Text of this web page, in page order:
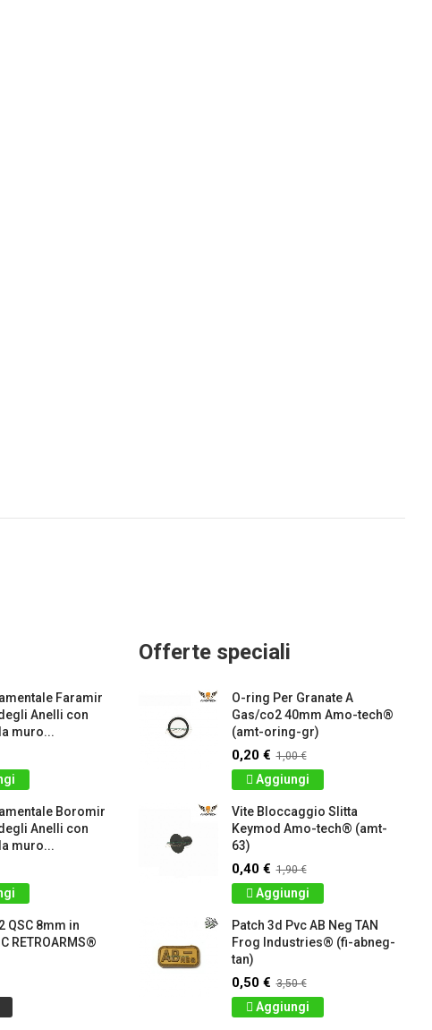
Faramir
Anelli con
muro...
Boromir
Anelli con
muro...
QSC 8mm in
RETROARMS®
Offerte speciali
O-ring Per Granate A
Gas/co2 40mm Amo-tech®
(amt-oring-gr)
0,20 € 1,00 €
Aggiungi
Vite Bloccaggio Slitta
Keymod Amo-tech® (amt-
63)
0,40 € 1,90 €
Aggiungi
Patch 3d Pvc AB Neg TAN
Frog Industries® (fi-abneg-
tan)
0,50 € 3,50 €
Aggiungi